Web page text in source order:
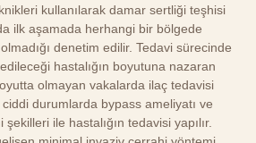
kullanılarak damar sertliği teşhisi
ilk aşamada herhangi bir bölgede
olmadığı denetim edilir. Tedavi sürecinde
hastalığın boyutuna nazaran
olmayan vakalarda ilaç tedavisi
durumlarda bypass ameliyatı ve
ile hastalığın tedavisi yapılır.